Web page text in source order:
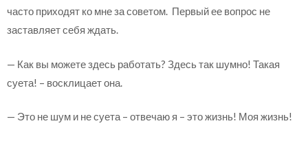
часто приходят ко мне за советом. Первый ее вопрос не
заставляет себя ждать.
— Как вы можете здесь работать? Здесь так шумно! Такая
суета! – восклицает она.
— Это не шум и не суета – отвечаю я – это жизнь! Моя жизнь!